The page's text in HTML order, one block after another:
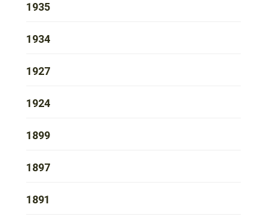
1935
1934
1927
1924
1899
1897
1891